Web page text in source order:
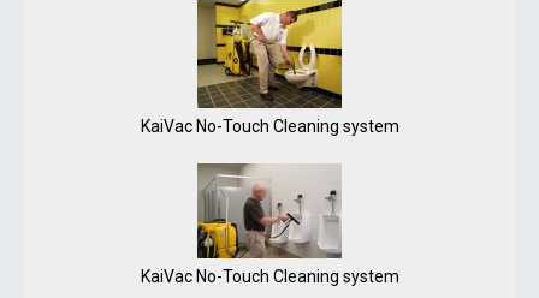
KaiVac No-Touch Cleaning system
KaiVac No-Touch Cleaning system